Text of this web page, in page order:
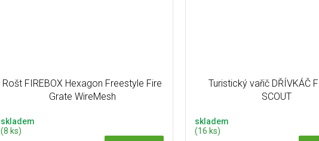
Rošt FIREBOX Hexagon Freestyle Fire
Grate WireMesh
skladem
(8 ks)
Turistický vařič DŘÍVKÁČ
SCOUT
skladem
(16 ks)